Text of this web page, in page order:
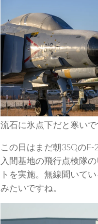
流石に氷点下だと寒いで
この日はまだ朝3SQの
入間基地の飛行点検隊
トを実施。無線聞いて
みたいですね。